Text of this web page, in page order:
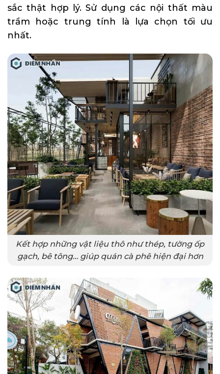
sắc thật hợp lý. Sử dụng các nội thất màu
trầm hoặc trung tính là lựa chọn tối ưu
nhất.
Kết hợp những vật liệu thô như thép, tường ốp
gạch, bê tông… giúp quán cà phê hiện đại hơn